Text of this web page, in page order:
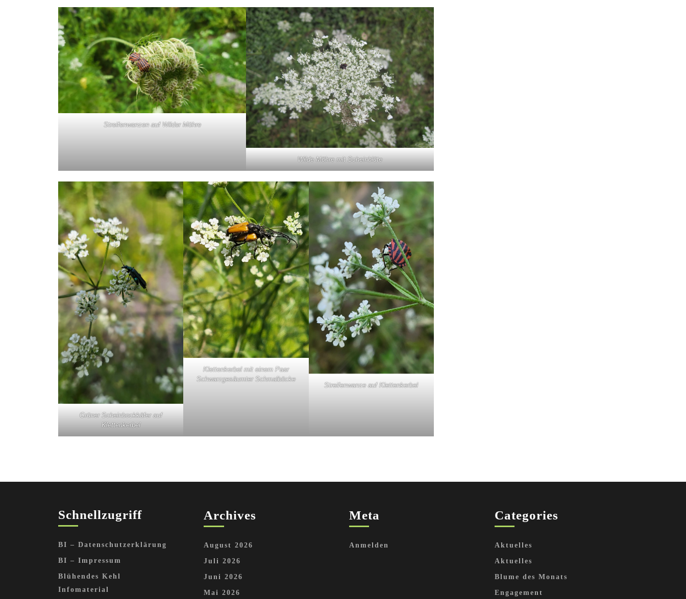
Streifenwanzen auf Wilder Möhre
Wilde Möhre mit Scheinblüte
Grüner Scheinbockkäfer auf
Klettenkerbel
Klettenkerbel mit einem Paar
Schwarzgesäumter Schmalböcke
Streifenwanze auf Klettenkerbel
Schnellzugriff
BI – Datenschutzerklärung
BI – Impressum
Blühendes Kehl
Infomaterial
Archives
August 2026
Juli 2026
Juni 2026
Mai 2026
Meta
Anmelden
Categories
Aktuelles
Aktuelles
Blume des Monats
Engagement